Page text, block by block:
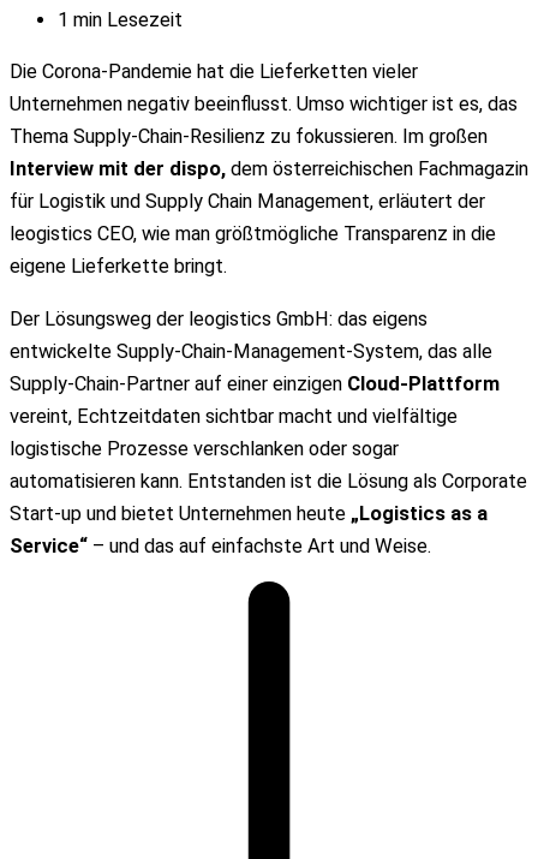
1 min Lesezeit
Die Corona-Pandemie hat die Lieferketten vieler
Unternehmen negativ beeinflusst. Umso wichtiger ist es, das
Thema Supply-Chain-Resilienz zu fokussieren. Im großen
Interview mit der dispo, dem österreichischen Fachmagazin
für Logistik und Supply Chain Management, erläutert der
leogistics CEO, wie man größtmögliche Transparenz in die
eigene Lieferkette bringt.
Der Lösungsweg der leogistics GmbH: das eigens
entwickelte Supply-Chain-Management-System, das alle
Supply-Chain-Partner auf einer einzigen Cloud-Plattform
vereint, Echtzeitdaten sichtbar macht und vielfältige
logistische Prozesse verschlanken oder sogar
automatisieren kann. Entstanden ist die Lösung als Corporate
Start-up und bietet Unternehmen heute „Logistics as a
Service“ – und das auf einfachste Art und Weise.